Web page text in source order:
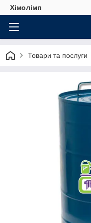
Хімолімп
Товари та послуги